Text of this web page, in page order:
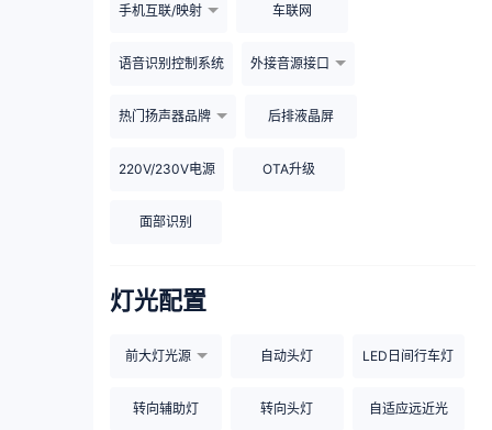
手机互联/映射 车联网
语音识别控制系统 外接音源接口
热门扬声器品牌 后排液晶屏
220V/230V电源 OTA升级
面部识别
灯光配置
前大灯光源 自动头灯 LED日间行车灯
转向辅助灯 转向头灯 自适应远近光